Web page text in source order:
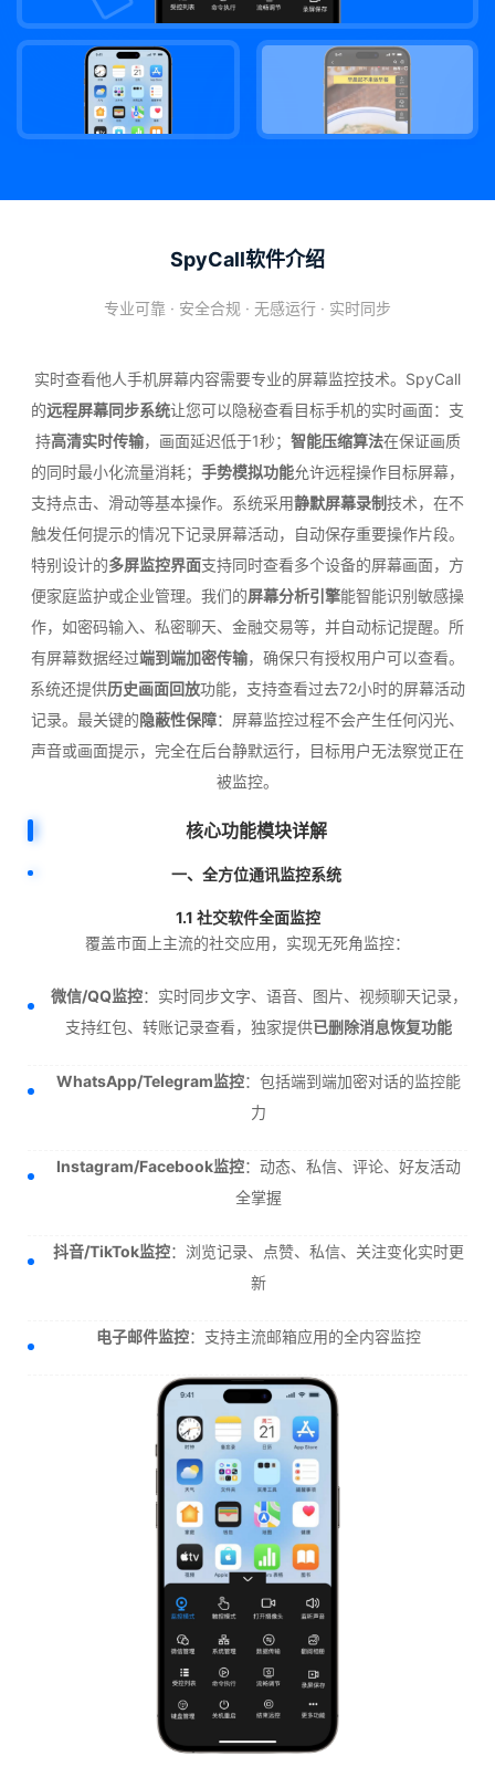
SpyCall软件介绍
专业可靠 · 安全合规 · 无感运行 · 实时同步
实时查看他人手机屏幕内容需要专业的屏幕监控技术。SpyCall
的远程屏幕同步系统让您可以隐秘查看目标手机的实时画面：支
持高清实时传输，画面延迟低于1秒； 智能压缩算法在保证画质
的同时最小化流量消耗； 手势模拟功能允许远程操作目标屏幕，
支持点击、滑动等基本操作。系统采用静默屏幕录制技术，在不
触发任何提示的情况下记录屏幕活动，自动保存重要操作片段。
特别设计的多屏监控界面支持同时查看多个设备的屏幕画面，方
便家庭监护或企业管理。我们的屏幕分析引擎能智能识别敏感操
作，如密码输入、私密聊天、金融交易等，并自动标记提醒。所
有屏幕数据经过端到端加密传输，确保只有授权用户可以查看。
系统还提供历史画面回放功能，支持查看过去72小时的屏幕活动
记录。最关键的隐蔽性保障：屏幕监控过程不会产生任何闪光、
声音或画面提示，完全在后台静默运行，目标用户无法察觉正在
被监控。
核心功能模块详解
一、全方位通讯监控系统
1.1 社交软件全面监控
覆盖市面上主流的社交应用，实现无死角监控：
微信/QQ监控：实时同步文字、语音、图片、视频聊天记录，
支持红包、转账记录查看，独家提供已删除消息恢复功能
WhatsApp/Telegram监控：包括端到端加密对话的监控能
力
Instagram/Facebook监控：动态、私信、评论、好友活动
全掌握
抖音/TikTok监控：浏览记录、点赞、私信、关注变化实时更
新
电子邮件监控：支持主流邮箱应用的全内容监控